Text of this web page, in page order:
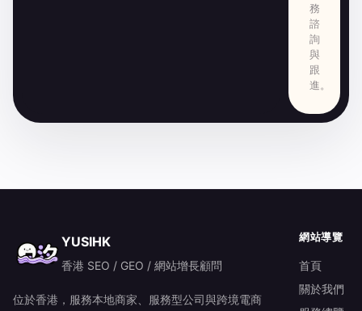
務
諮
詢
與
跟
進。
YUSIHK
香港 SEO / GEO / 網站增長顧問
位於香港，服務本地商家、服務型公司與跨境電商
網站導覽
首頁
關於我們